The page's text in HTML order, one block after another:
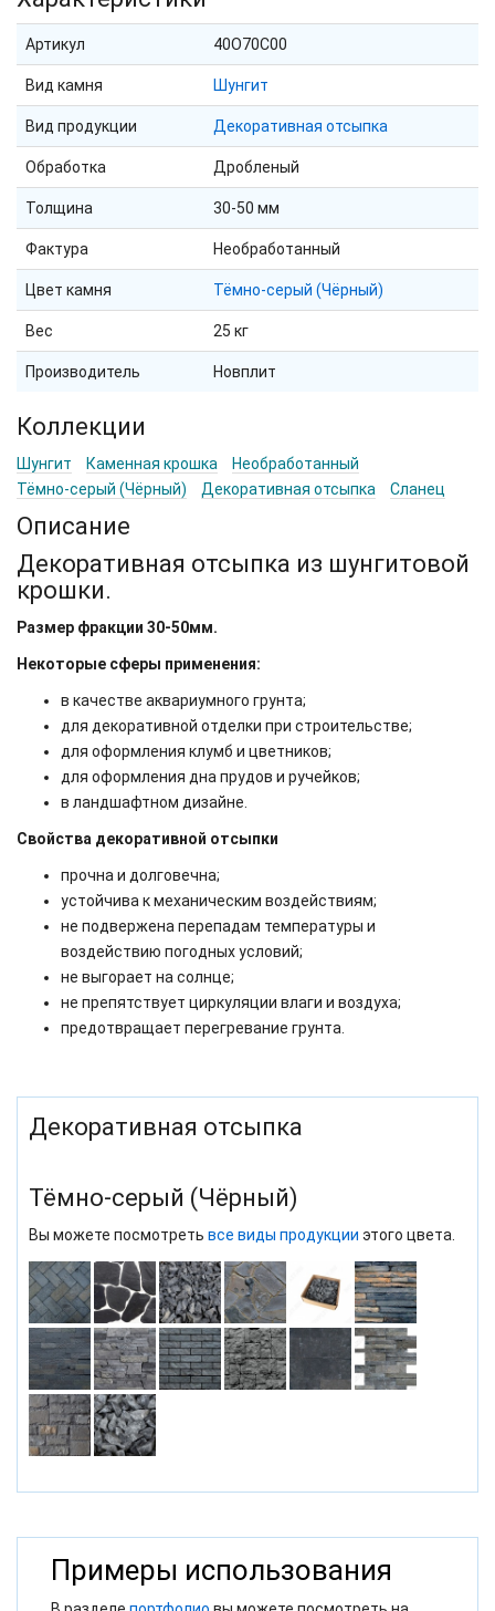
Артикул 40O70C00
Вид камня Шунгит
Вид продукции Декоративная отсыпка
Обработка Дробленый
Толщина 30-50 мм
Фактура Необработанный
Цвет камня Тёмно-серый (Чёрный)
Вес 25 кг
Производитель Новплит
Коллекции
Шунгит Каменная крошка
Необработанный
Тёмно-серый (Чёрный)
Декоративная отсыпка Сланец
Описание
Декоративная отсыпка из шунгитовой
крошки.
Размер фракции 30-50мм.
Некоторые сферы применения:
в качестве аквариумного грунта;
для декоративной отделки при строительстве;
для оформления клумб и цветников;
для оформления дна прудов и ручейков;
в ландшафтном дизайне.
Свойства декоративной отсыпки
прочна и долговечна;
устойчива к механическим воздействиям;
не подвержена перепадам температуры и
воздействию погодных условий;
не выгорает на солнце;
не препятствует циркуляции влаги и воздуха;
предотвращает перегревание грунта.
Декоративная отсыпка
Тёмно-серый (Чёрный)
Вы можете посмотреть все виды продукции этого цвета.
Примеры использования